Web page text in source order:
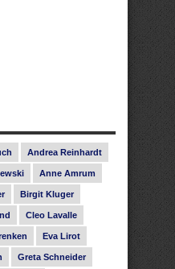
Andrea Reinhardt
Anne Amrum
Birgit Kluger
Cleo Lavalle
Eva Lirot
Greta Schneider